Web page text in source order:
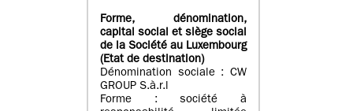
Forme, dénomination,
capital social et siège social
de la Société au Luxembourg
(Etat de destination)
Dénomination sociale : CW
GROUP S.à.r.l
Forme : société à